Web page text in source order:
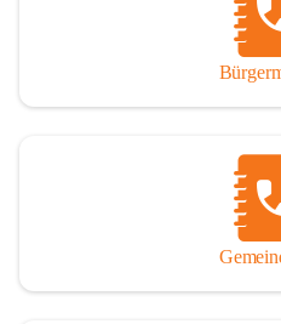
durch das Überlassen von Fotos
dieses Buches wesentlich
Der Zeitdruck war enorm, um das
Jubiläumsjahr abschließen zu
Ausführlichkeit behandelt
andere Fehler unterlief. Die
individuellen Möglichkeiten mit